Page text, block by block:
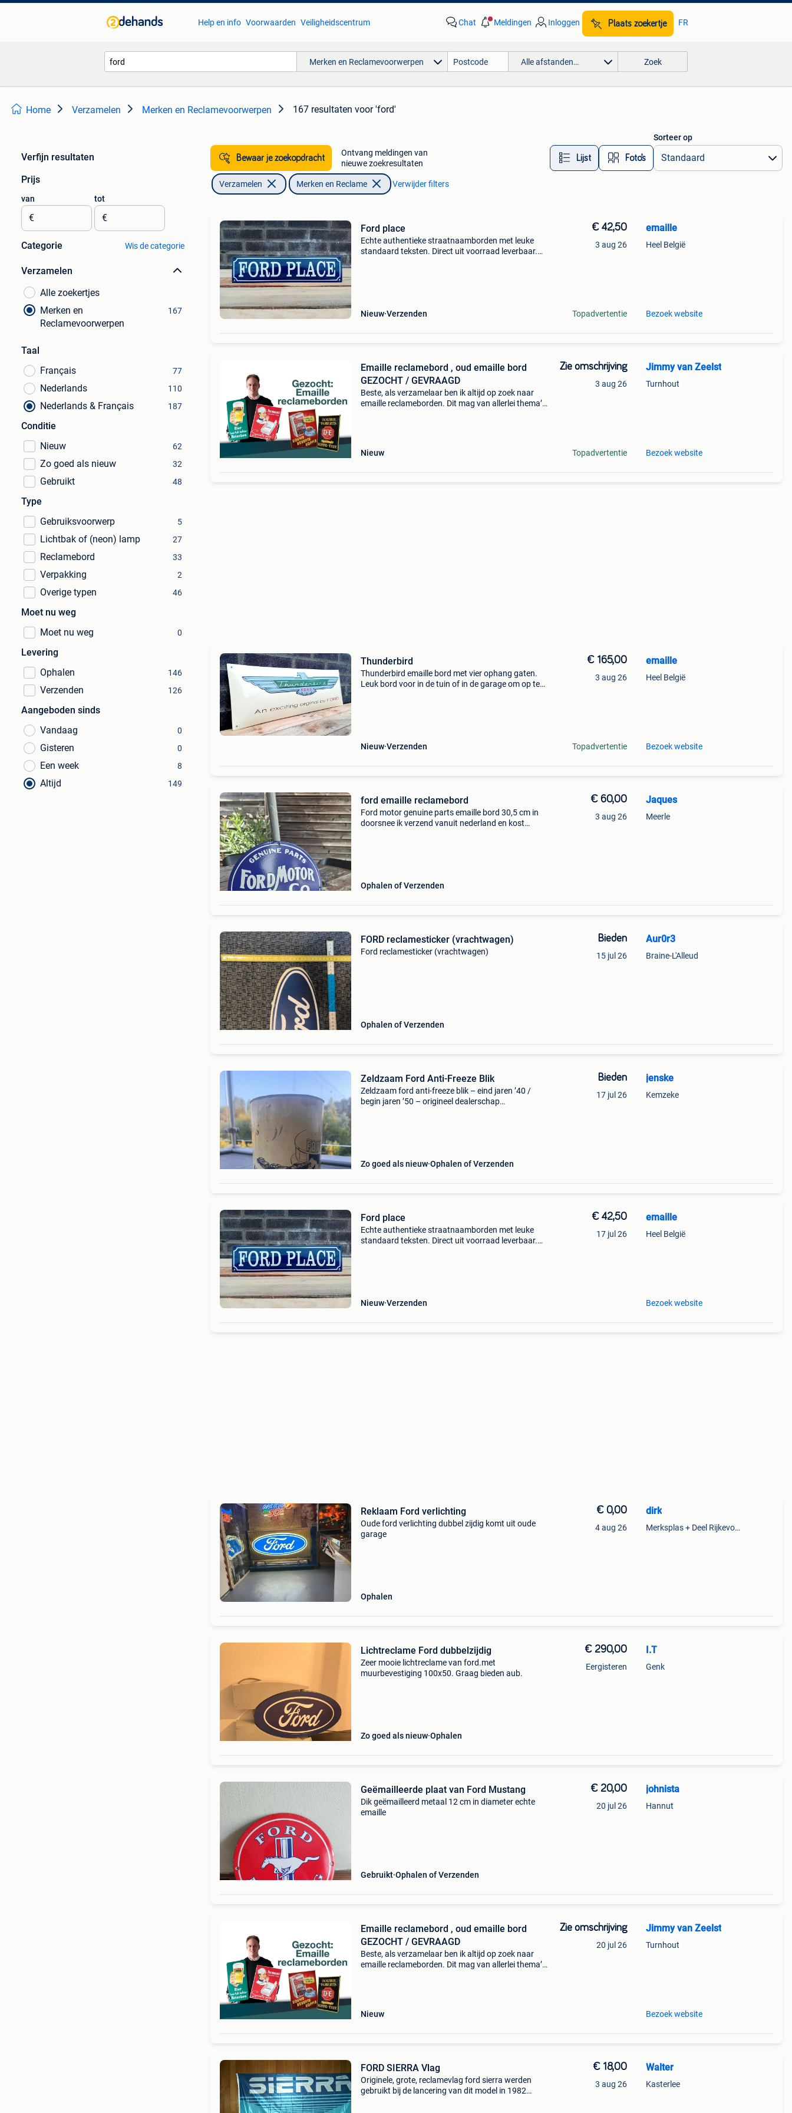
Help en info Voorwaarden Veiligheidscentrum Chat Meldingen Inloggen Plaats zoekertje FR
Merken en Reclamevoorwerpen Alle afstanden… Zoek
Home Verzamelen Merken en Reclamevoorwerpen 167 resultaten voor 'ford'
Verfijn resultaten
Prijs
van
€
tot
€
Categorie Wis de categorie
Verzamelen
Alle zoekertjes
Merken en
Reclamevoorwerpen
167
Taal
Français
77
Nederlands 110
Nederlands & Français 187
Conditie
Nieuw
62
Zo goed als nieuw 32
Gebruikt 48
Type
Gebruiksvoorwerp
5
Lichtbak of (neon) lamp 27
Reclamebord 33
Verpakking 2
Overige typen 46
Moet nu weg
Moet nu weg
0
Levering
Ophalen
146
Verzenden 126
Aangeboden sinds
Vandaag
0
Gisteren 0
Een week 8
Altijd 149
Bewaar je zoekopdracht
Ontvang meldingen van
nieuwe zoekresultaten
Lijst Foto’s
Sorteer op
Verzamelen Merken en Reclame Verwijder filters
Ford place
Echte authentieke straatnaamborden met leuke
standaard teksten. Direct uit voorraad leverbaar.
Nieuw Verzenden
€ 42,50
3 aug 26
Topadvertentie
emaille
Heel België
Bezoek website
Emaille reclamebord , oud emaille bord
GEZOCHT / GEVRAAGD
Beste, als verzamelaar ben ik altijd op zoek naar
emaille reclameborden. Dit mag van allerlei thema’s
Nieuw
Zie omschrijving
3 aug 26
Topadvertentie
Jimmy van Zeelst
Turnhout
Bezoek website
Thunderbird
Thunderbird emaille bord met vier ophang gaten.
Leuk bord voor in de tuin of in de garage om op te
Nieuw Verzenden
€ 165,00
3 aug 26
Topadvertentie
emaille
Heel België
Bezoek website
ford emaille reclamebord
Ford motor genuine parts emaille bord 30,5 cm in
doorsnee ik verzend vanuit nederland en kost
Ophalen of Verzenden
€ 60,00
3 aug 26
Jaques
Meerle
FORD reclamesticker (vrachtwagen)
Ford reclamesticker (vrachtwagen)
Ophalen of Verzenden
Bieden
15 jul 26
Aur0r3
Braine-L'Alleud
Zeldzaam Ford Anti-Freeze Blik
Zeldzaam ford anti-freeze blik – eind jaren ’40 /
begin jaren ’50 – origineel dealerschap
Zo goed als nieuw Ophalen of Verzenden
Bieden
17 jul 26
jenske
Kemzeke
Ford place
Echte authentieke straatnaamborden met leuke
standaard teksten. Direct uit voorraad leverbaar.
Nieuw Verzenden
€ 42,50
17 jul 26
emaille
Heel België
Bezoek website
Reklaam Ford verlichting
Oude ford verlichting dubbel zijdig komt uit oude
garage
Ophalen
€ 0,00
4 aug 26
dirk
Merksplas + Deel Rijkevorsel
Lichtreclame Ford dubbelzijdig
Zeer mooie lichtreclame van ford.met
muurbevestiging 100x50. Graag bieden aub.
Zo goed als nieuw Ophalen
€ 290,00
Eergisteren
I.T
Genk
Geëmailleerde plaat van Ford Mustang
Dik geëmailleerd metaal 12 cm in diameter echte
emaille
Gebruikt Ophalen of Verzenden
€ 20,00
20 jul 26
johnista
Hannut
Emaille reclamebord , oud emaille bord
GEZOCHT / GEVRAAGD
Beste, als verzamelaar ben ik altijd op zoek naar
emaille reclameborden. Dit mag van allerlei thema’s
Nieuw
Zie omschrijving
20 jul 26
Jimmy van Zeelst
Turnhout
Bezoek website
FORD SIERRA Vlag
Originele, grote, reclamevlag ford sierra werden
gebruikt bij de lancering van dit model in 1982
€ 18,00
3 aug 26
Walter
Kasterlee